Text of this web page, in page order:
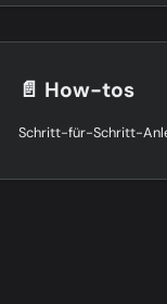
📄️ How-tos